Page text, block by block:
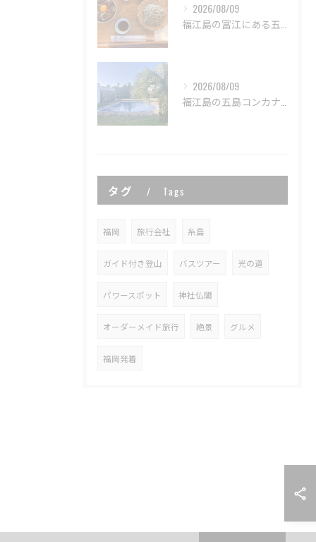
2026/08/09
福江島の富江にある五島列島製麺所で美味しい蕎麦と五島牛丼のラ...
2026/08/09
福江島の五島コンカナ王国🌿
タグ Tags
福岡 旅行会社 糸島
ガイド付き登山 バスツアー 光の道
パワースポット 神社仏閣
オーダーメイド旅行 絶景 グルメ
福岡発着